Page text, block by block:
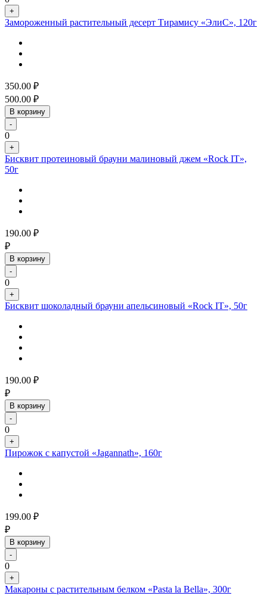
+
Замороженный растительный десерт Тирамису «ЭлиС», 120г
350.00 ₽
500.00 ₽
В корзину
-
0
+
Бисквит протеиновый брауни малиновый джем «Rock IT»,
50г
190.00 ₽
₽
В корзину
-
0
+
Бисквит шоколадный брауни апельсиновый «Rock IT», 50г
190.00 ₽
₽
В корзину
-
0
+
Пирожок с капустой «Jagannath», 160г
199.00 ₽
₽
В корзину
-
0
+
Макароны с растительным белком «Pasta la Bella», 300г